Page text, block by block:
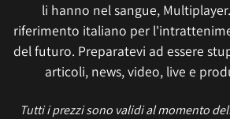
li hanno nel sangue,
riferimento italiano per
del futuro. Preparatevi ad essere
articoli, news, video, live e
Tutti i prezzi sono validi al momento